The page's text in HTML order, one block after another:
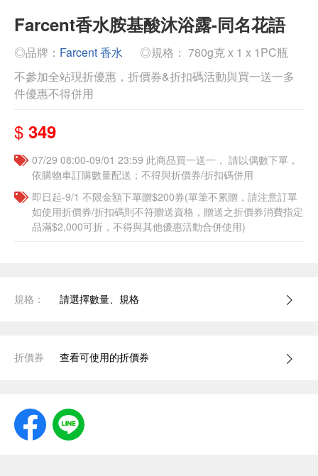
Farcent香水胺基酸沐浴露-同名花語
◎品牌： Farcent 香水
◎規格： 780g克 x 1 x 1PC瓶
不參加全站現折優惠，折價券&折扣碼活動與買一送一多
件優惠不得併用
$ 349
07/29 08:00-09/01 23:59 此商品買一送一， 請以偶數下單，
依購物車訂購數量配送；不得與折價券/折扣碼併用
即日起-9/1 不限金額下單贈$200券(單筆不累贈，請注意訂單
如使用折價券/折扣碼則不符贈送資格，贈送之折價券消費指定
品滿$2,000可折，不得與其他優惠活動合併使用)
規格： 請選擇數量、規格
折價券 查看可使用的折價券